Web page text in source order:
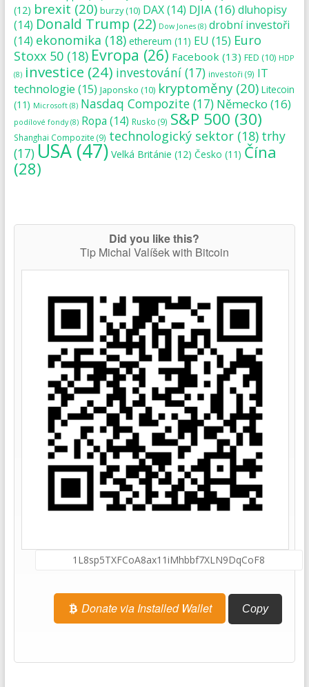
(12) brexit (20) burzy(10) DAX(14) DJIA(16)dluhopisy
(14) Donald Trump (22) Dow Jones(8) drobní investoři
(14) ekonomika (18) ethereum (11) EU (15) Euro
Stoxx 50(18) Evropa (26) Facebook (13) FED (10) HDP
(8) investice (24) investování(17) investoři (9) IT
technologie (15) Japonsko (10) kryptoměny(20) Litecoin
(11) Microsoft(8) Nasdaq Compozite(17) Německo (16)
podílové fondy(8) Ropa (14) Rusko (9) S&P 500 (30)
Shanghai Compozite (9) technologický sektor(18) trhy
(17)USA(47) Velká Británie (12) Česko (11) Čína
(28)
Did you like this?
Tip Michal Valíšek with Bitcoin
Donate via Installed Wallet Copy